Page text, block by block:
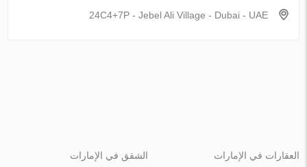
24C4+7P - Jebel Ali Village - Dubai - UAE
العقارات في الإمارات
الشقق في الإمارات